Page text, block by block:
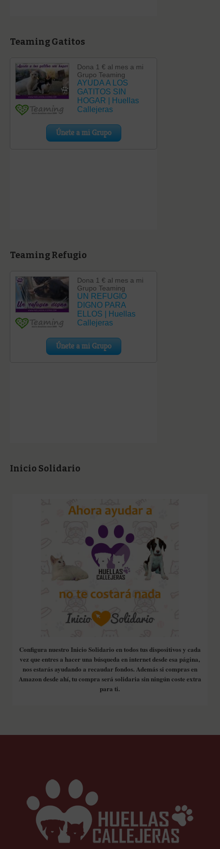
Teaming Gatitos
Teaming Refugio
Inicio Solidario
Configura nuestro Inicio Solidario en todos tus dispositivos y cada
vez que entres a hacer una búsqueda en internet desde esa página,
nos estarás ayudando a recaudar fondos. Además si compras en
Amazon desde ahí, tu compra será solidaria sin ningún coste extra
para ti.